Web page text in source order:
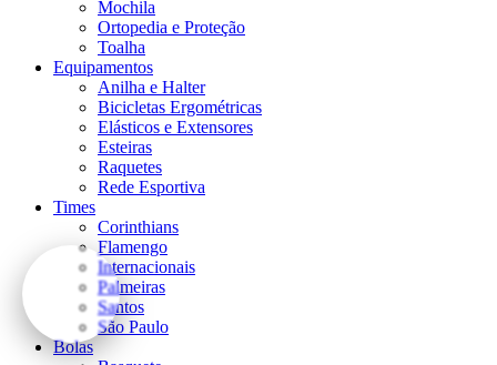
Mochila
Ortopedia e Proteção
Toalha
Equipamentos
Anilha e Halter
Bicicletas Ergométricas
Elásticos e Extensores
Esteiras
Raquetes
Rede Esportiva
Times
Corinthians
Flamengo
Internacionais
Palmeiras
Santos
São Paulo
Bolas